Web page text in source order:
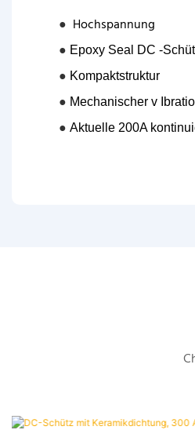
● Hochspannung
● Epoxy Seal DC -
● Kompaktstruktur
● Mechanischer v
● Aktuelle 200A